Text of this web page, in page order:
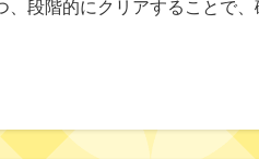
段階的にクリアすることで、